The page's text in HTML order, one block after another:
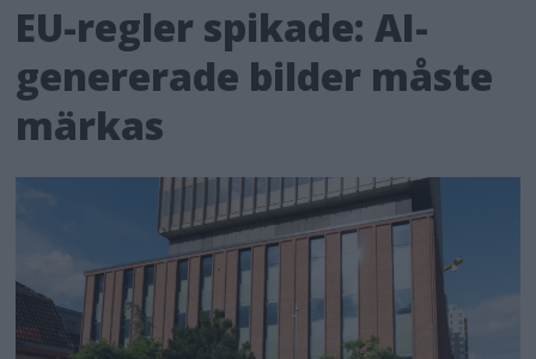
EU-regler spikade: AI-
genererade bilder måste
märkas